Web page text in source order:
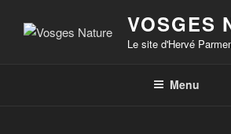
VOSGES
Le site d'Hervé
Menu